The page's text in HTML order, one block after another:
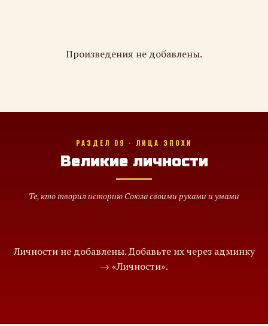
Произведения не добавлены.
РАЗДЕЛ 09 · ЛИЦА ЭПОХИ
Великие личности
Те, кто творил историю Союза своими руками и умами
Личности не добавлены. Добавьте их через админку
→ «Личности».